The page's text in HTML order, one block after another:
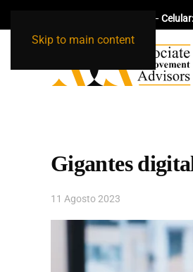
Skip to main content
02 51 84 997 —Celular:
Gigantes
11 Agosto 2023